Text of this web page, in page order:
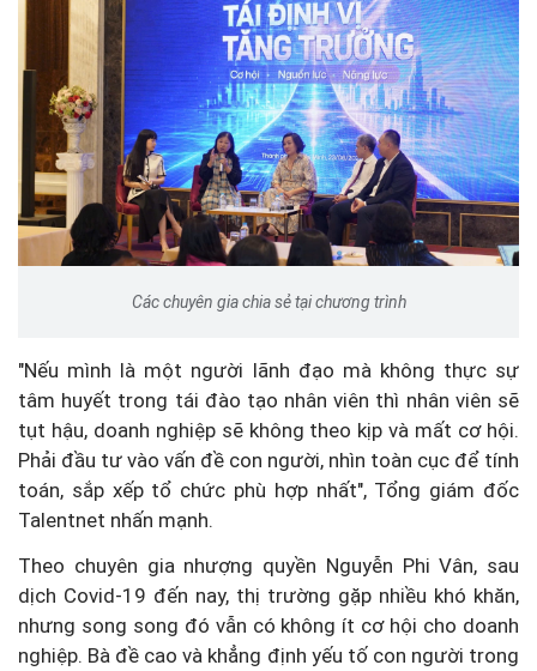
Các chuyên gia chia sẻ tại chương trình
"Nếu mình là một người lãnh đạo mà không thực sự
tâm huyết trong tái đào tạo nhân viên thì nhân viên sẽ
tụt hậu, doanh nghiệp sẽ không theo kịp và mất cơ hội.
Phải đầu tư vào vấn đề con người, nhìn toàn cục để tính
toán, sắp xếp tổ chức phù hợp nhất", Tổng giám đốc
Talentnet nhấn mạnh.
Theo chuyên gia nhượng quyền Nguyễn Phi Vân, sau
dịch Covid-19 đến nay, thị trường gặp nhiều khó khăn,
nhưng song song đó vẫn có không ít cơ hội cho doanh
nghiệp. Bà đề cao và khẳng định yếu tố con người trong